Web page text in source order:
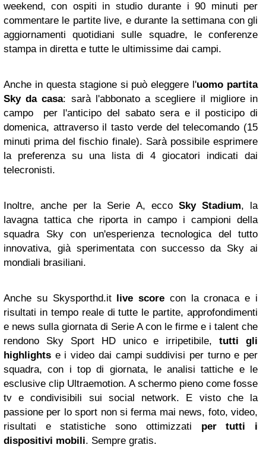
weekend, con ospiti in studio durante i 90 minuti per
commentare le partite live, e durante la settimana con gli
aggiornamenti quotidiani sulle squadre, le conferenze
stampa in diretta e tutte le ultimissime dai campi.
Anche in questa stagione si può eleggere l'uomo partita
Sky da casa: sarà l'abbonato a scegliere il migliore in
campo per l'anticipo del sabato sera e il posticipo di
domenica, attraverso il tasto verde del telecomando (15
minuti prima del fischio finale). Sarà possibile esprimere
la preferenza su una lista di 4 giocatori indicati dai
telecronisti.
Inoltre, anche per la Serie A, ecco Sky Stadium, la
lavagna tattica che riporta in campo i campioni della
squadra Sky con un'esperienza tecnologica del tutto
innovativa, già sperimentata con successo da Sky ai
mondiali brasiliani.
Anche su Skysporthd.it live score con la cronaca e i
risultati in tempo reale di tutte le partite, approfondimenti
e news sulla giornata di Serie A con le firme e i talent che
rendono Sky Sport HD unico e irripetibile,tutti gli
highlights e i video dai campi suddivisi per turno e per
squadra, con i top di giornata, le analisi tattiche e le
esclusive clip Ultraemotion. A schermo pieno come fosse
tv e condivisibili sui social network. E visto che la
passione per lo sport non si ferma mai news, foto, video,
risultati e statistiche sono ottimizzati per tutti i
dispositivi mobili. Sempre gratis.